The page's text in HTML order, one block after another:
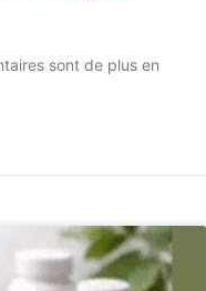
sont de plus en